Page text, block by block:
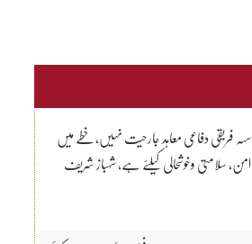
سہہ فریقی دفاعی معاہد جارحیت نہیں، خطے میں
امن، سلامتی وخوشحالی کیلئے ہے، شہباز شریف